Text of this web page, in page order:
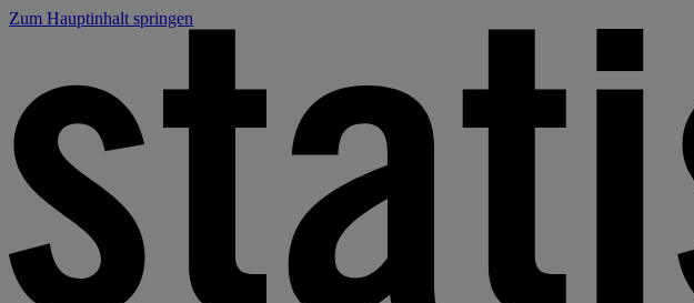
Zum Hauptinhalt springen